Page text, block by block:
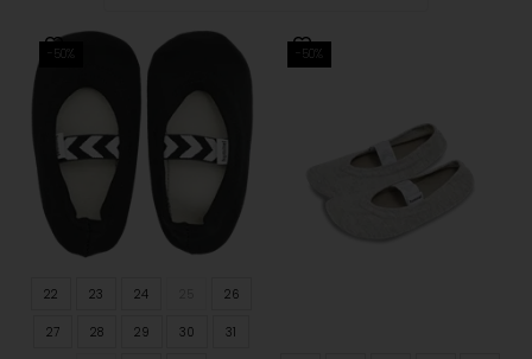
-50%
22 23 24 26
27 28 29 30 31
-50%